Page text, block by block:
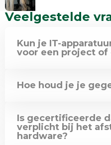
heeft
veranderd
bedrijfs-
IT
maatschappelijke
impact
Mace
Veelgestelde
Kun je IT-
voor een project of
Hoe houd je je
Is gecertificeerde
verplicht bij het
hardware?